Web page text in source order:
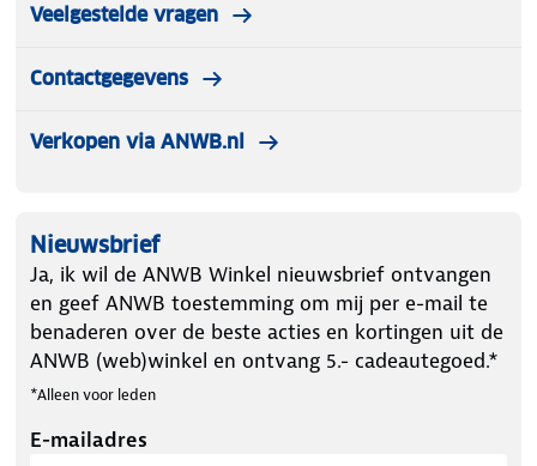
Veelgestelde vragen
Contactgegevens
Verkopen via ANWB.nl
Nieuwsbrief
Ja, ik wil de ANWB Winkel nieuwsbrief ontvangen
en geef ANWB toestemming om mij per e-mail te
benaderen over de beste acties en kortingen uit de
ANWB (web)winkel en ontvang 5.- cadeautegoed.*
*Alleen voor leden
E-mailadres